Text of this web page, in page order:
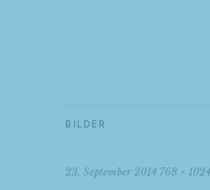
BILDER
23. September 2014 768 × 1024